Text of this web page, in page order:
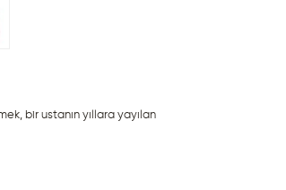
bir ustanın yıllara yayılan